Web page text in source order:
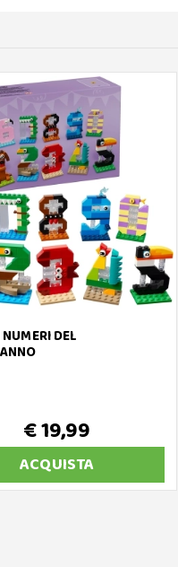
DEL
€ 19,99
ACQUISTA